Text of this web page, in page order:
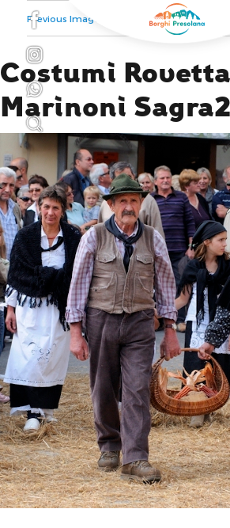
Previous Image Next Image
Costumi Rovetta
Marinoni